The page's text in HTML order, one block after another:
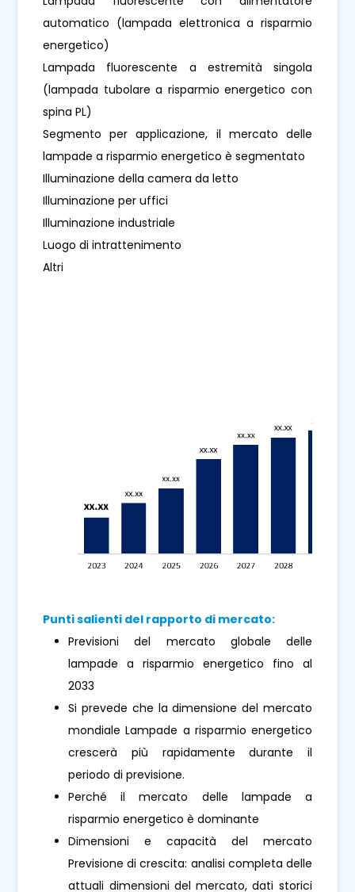
automatico (lampada elettronica a risparmio
energetico)
Lampada fluorescente a estremità singola
(lampada tubolare a risparmio energetico con
spina PL)
Segmento per applicazione, il mercato delle
lampade a risparmio energetico è segmentato
Illuminazione della camera da letto
Illuminazione per uffici
Illuminazione industriale
Luogo di intrattenimento
Altri
Punti salienti del rapporto di mercato:
Previsioni del mercato globale delle
lampade a risparmio energetico fino al
2033
Si prevede che la dimensione del mercato
mondiale Lampade a risparmio energetico
crescerà più rapidamente durante il
periodo di previsione.
Perché il mercato delle lampade a
risparmio energetico è dominante
Dimensioni e capacità del mercato
Previsione di crescita: analisi completa delle
attuali dimensioni del mercato, dati storici